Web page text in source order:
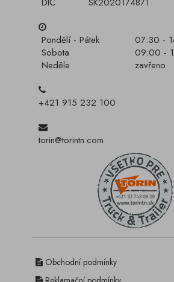
Pondělí - Pátek
07:30 -
Sobota
09:00 -
Neděle
zavřeno
+421 915 232 100
torin@torintn.com
Obchodní podmínky